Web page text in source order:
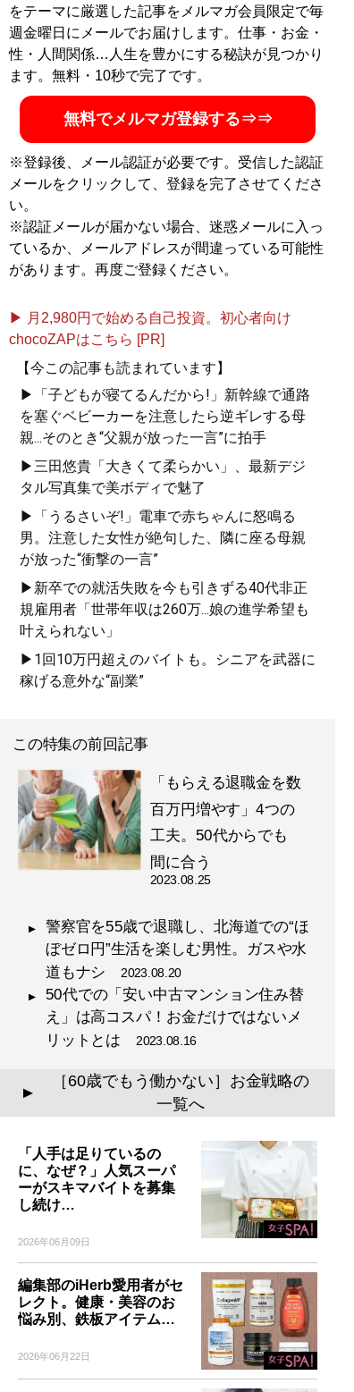
をテーマに厳選した記事をメルマガ会員限定で毎
週金曜日にメールでお届けします。仕事・お金・
性・人間関係…人生を豊かにする秘訣が見つかり
ます。無料・10秒で完了です。
無料でメルマガ登録する⇒⇒
※登録後、メール認証が必要です。受信した認証
メールをクリックして、登録を完了させてくださ
い。
※認証メールが届かない場合、迷惑メールに入っ
ているか、メールアドレスが間違っている可能性
があります。再度ご登録ください。
▶ 月2,980円で始める自己投資。初心者向け
chocoZAPはこちら [PR]
【今この記事も読まれています】
▶「子どもが寝てるんだから!」新幹線で通路
を塞ぐベビーカーを注意したら逆ギレする母
親...そのとき“父親が放った一言”に拍手
▶三田悠貴「大きくて柔らかい」、最新デジ
タル写真集で美ボディで魅了
▶「うるさいぞ!」電車で赤ちゃんに怒鳴る
男。注意した女性が絶句した、隣に座る母親
が放った“衝撃の一言”
▶新卒での就活失敗を今も引きずる40代非正
規雇用者「世帯年収は260万...娘の進学希望も
叶えられない」
▶1回10万円超えのバイトも。シニアを武器に
稼げる意外な“副業”
この特集の前回記事
「もらえる退職金を数
百万円増やす」4つの
工夫。50代からでも
間に合う
2023.08.25
警察官を55歳で退職し、北海道での“ほ
ぼゼロ円”生活を楽しむ男性。ガスや水
道もナシ 2023.08.20
50代での「安い中古マンション住み替
え」は高コスパ！お金だけではないメ
リットとは 2023.08.16
▲
［60歳でもう働かない］お金戦略の
一覧へ
「人手は足りているの
に、なぜ？」人気スーパ
ーがスキマバイトを募集
し続け…
2026年06月09日
編集部のiHerb愛用者がセ
レクト。健康・美容のお
悩み別、鉄板アイテム…
2026年06月22日